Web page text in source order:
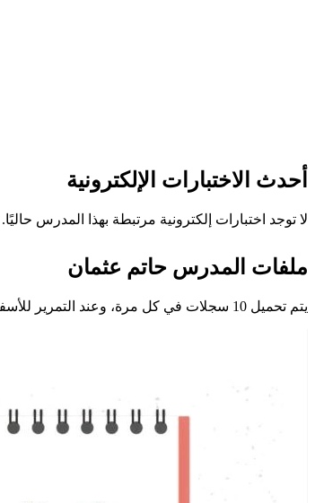
أحدث الاختبارات الإلكترونية
لا توجد اختبارات إلكترونية مرتبطة بهذا المدرس حاليًا.
ملفات المدرس حاتم عثمان
يتم تحميل 10 سجلات في كل مرة، وعند التمرير للأسفل يتم تحميل المزيد تلقائيًا.